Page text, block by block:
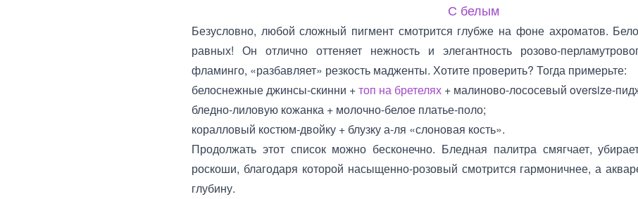
С белым
Безусловно, любой сложный пигмент смотрится глубже на фоне ахроматов.
равных! Он отлично оттеняет нежность и элегантность розово-
фламинго, «разбавляет» резкость мадженты. Хотите проверить? Тогда примерьте:
белоснежные джинсы-скинни +топ на бретелях + малиново-лососевый oversize-
бледно-лиловую кожанка + молочно-белое платье-поло;
коралловый костюм-двойку + блузку а-ля «слоновая кость».
Продолжать этот список можно бесконечно. Бледная палитра смягчает,
роскоши, благодаря которой насыщенно-розовый смотрится гармоничнее, а
глубину.